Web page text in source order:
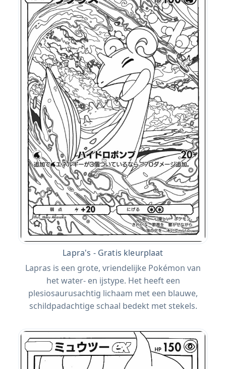
Lapra's - Gratis kleurplaat
Lapras is een grote, vriendelijke Pokémon van
het water- en ijstype. Het heeft een
plesiosaurusachtig lichaam met een blauwe,
schildpadachtige schaal bedekt met stekels.